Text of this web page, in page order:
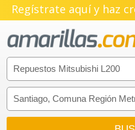
Regístrate aquí y haz